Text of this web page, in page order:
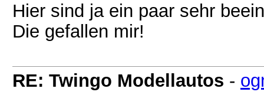
Hier sind ja ein paar sehr
Die gefallen mir!
RE: Twingo Modellautos -